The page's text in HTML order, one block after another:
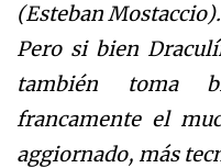
(Esteban Mostaccio).
Pero si bien
también toma
francamente el
aggiornado, más